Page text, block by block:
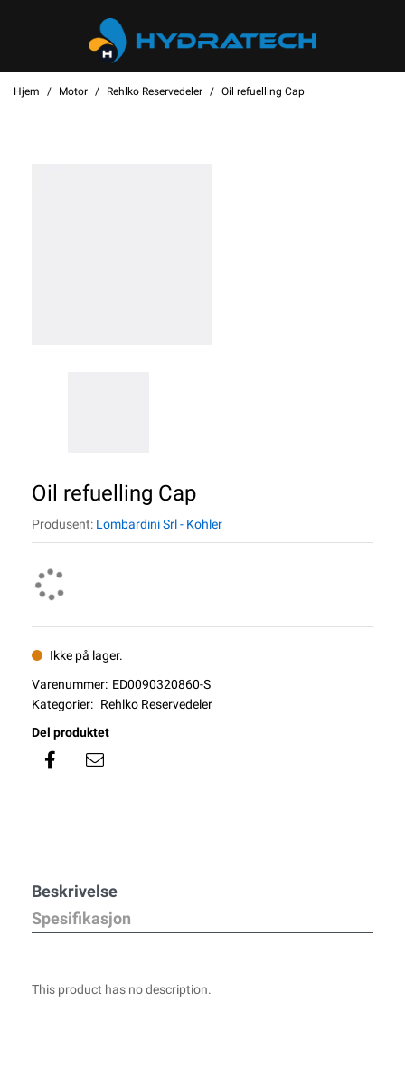
Hjem Motor Rehlko Reservedeler Oil refuelling Cap
Oil refuelling Cap
Produsent: Lombardini Srl - Kohler
Ikke på lager.
Varenummer: ED0090320860-S
Kategorier: Rehlko Reservedeler
Del produktet
Beskrivelse
Spesifikasjon
This product has no description.